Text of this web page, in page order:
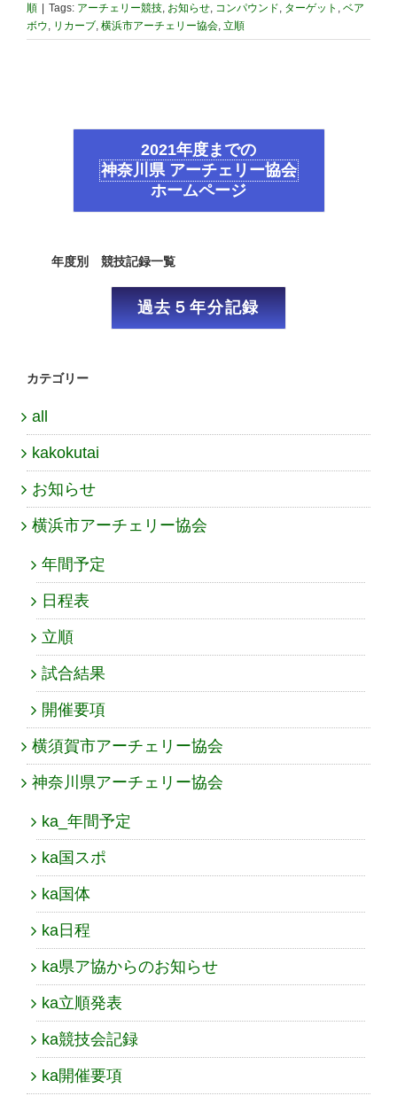
順 | Tags: アーチェリー競技 お知らせ コンパウンド ターゲット
ベア
ボウ
リカーブ 横浜市アーチェリー協会 立順
2021年度までの
神奈川県 アーチェリー協会
ホームページ
年度別 競技記録一覧
過去５年分記録
カテゴリー
all
kakokutai
お知らせ
横浜市アーチェリー協会
年間予定
日程表
立順
試合結果
開催要項
横須賀市アーチェリー協会
神奈川県アーチェリー協会
ka_年間予定
ka国スポ
ka国体
ka日程
ka県ア協からのお知らせ
ka立順発表
ka競技会記録
ka開催要項